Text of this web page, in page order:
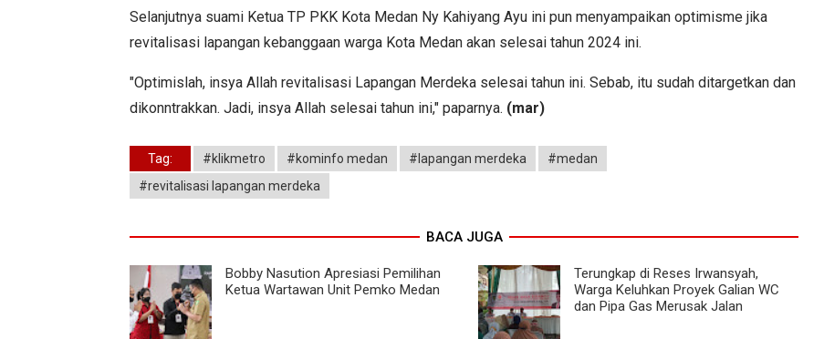
Selanjutnya suami Ketua TP PKK Kota Medan Ny Kahiyang Ayu ini pun menyampaikan optimisme jika
revitalisasi lapangan kebanggaan warga Kota Medan akan selesai tahun 2024 ini.
"Optimislah, insya Allah revitalisasi Lapangan Merdeka selesai tahun ini. Sebab, itu sudah ditargetkan dan
dikonntrakkan. Jadi, insya Allah selesai tahun ini," paparnya. (mar)
Tag: #klikmetro #kominfo medan #lapangan merdeka
#medan
#revitalisasi lapangan merdeka
BACA JUGA
Bobby Nasution Apresiasi Pemilihan
Ketua Wartawan Unit Pemko Medan
Terungkap di Reses Irwansyah,
Warga Keluhkan Proyek Galian WC
dan Pipa Gas Merusak Jalan